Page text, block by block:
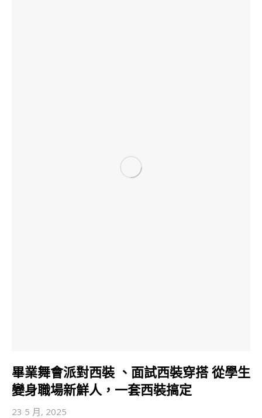
畢業舞會派對西裝 、面試西裝穿搭 從學生
變身職場新鮮人，一套西裝搞定
23 5 月, 2025